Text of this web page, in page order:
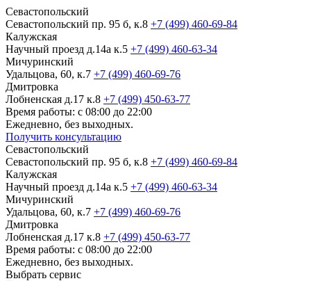
Севастопольский
Севастопольский пр. 95 б, к.8 +7 (499) 460-69-84
Калужская
Научный проезд д.14а к.5 +7 (499) 460-63-34
Мичуринский
Удальцова, 60, к.7 +7 (499) 460-69-76
Дмитровка
Лобненская д.17 к.8 +7 (499) 450-63-77
Время работы: с 08:00 до 22:00
Ежедневно, без выходных.
Получить консультацию
Севастопольский
Севастопольский пр. 95 б, к.8 +7 (499) 460-69-84
Калужская
Научный проезд д.14а к.5 +7 (499) 460-63-34
Мичуринский
Удальцова, 60, к.7 +7 (499) 460-69-76
Дмитровка
Лобненская д.17 к.8 +7 (499) 450-63-77
Время работы: с 08:00 до 22:00
Ежедневно, без выходных.
Выбрать сервис